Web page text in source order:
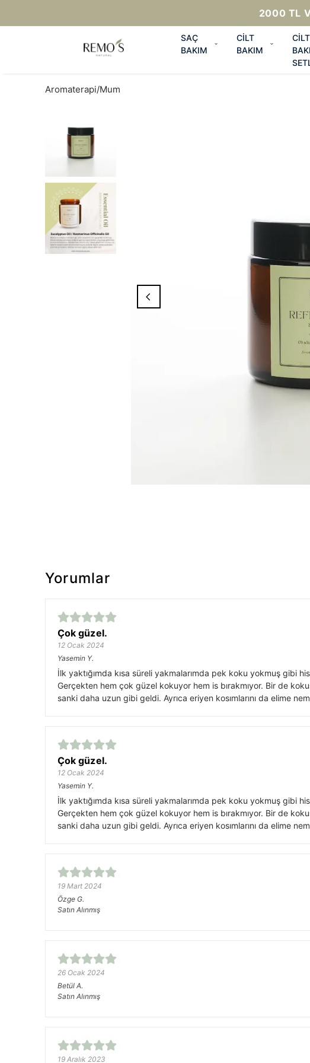
2000 TL
SAÇ
BAKIM
CİLT
BAKIM
CİLT
Aromaterapi/Mum
Yorumlar
Çok güzel.
12 Ocak 2024
Yasemin Y.
İlk yaktığımda kısa süreli yakmalarımda pek koku yokmuş gibi
Gerçekten hem çok güzel kokuyor hem is bırakmıyor. Bir de
sanki daha uzun gibi geldi. Ayrıca eriyen kosımlarını da elime
Çok güzel.
12 Ocak 2024
Yasemin Y.
İlk yaktığımda kısa süreli yakmalarımda pek koku yokmuş gibi
Gerçekten hem çok güzel kokuyor hem is bırakmıyor. Bir de
sanki daha uzun gibi geldi. Ayrıca eriyen kosımlarını da elime
19 Mart 2024
Özge G.
Satın Alınmış
26 Ocak 2024
Betül A.
Satın Alınmış
19 Aralık 2023